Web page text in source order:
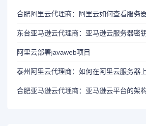
合肥阿里云代理商：阿里云如何查看服务
东台亚马逊云代理商：亚马逊云服务器密钥
阿里云部署javaweb项目
泰州阿里云代理商：如何在阿里云服务器
合肥亚马逊云代理商：亚马逊云平台的架